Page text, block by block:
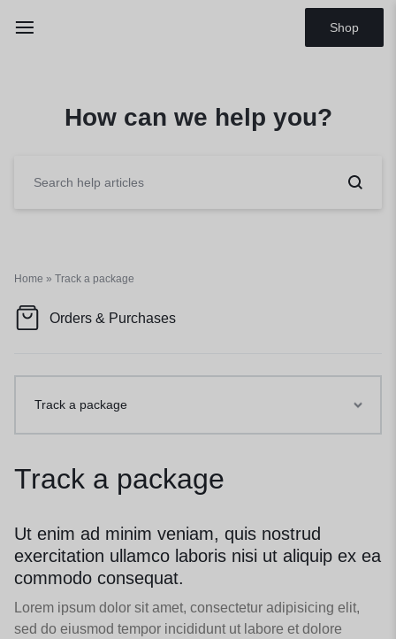
Shop
How can we help you?
Home » Track a package
Orders & Purchases
Track a package
Ut enim ad minim veniam, quis nostrud
exercitation ullamco laboris nisi ut aliquip ex ea
commodo consequat.
Lorem ipsum dolor sit amet, consectetur adipisicing elit,
sed do eiusmod tempor incididunt ut labore et dolore
Track a package